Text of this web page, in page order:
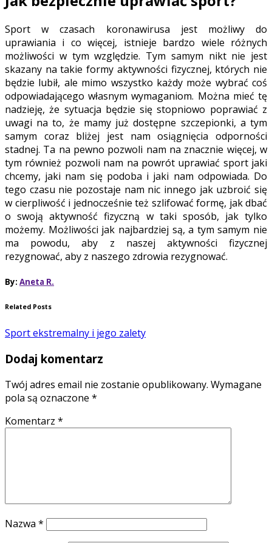
Sport w czasach koronawirusa jest możliwy do
uprawiania i co więcej, istnieje bardzo wiele różnych
możliwości w tym względzie. Tym samym nikt nie jest
skazany na takie formy aktywności fizycznej, których nie
będzie lubił, ale mimo wszystko każdy może wybrać coś
odpowiadającego własnym wymaganiom. Można mieć tę
nadzieję, że sytuacja będzie się stopniowo poprawiać z
uwagi na to, że mamy już dostępne szczepionki, a tym
samym coraz bliżej jest nam osiągnięcia odporności
stadnej. Ta na pewno pozwoli nam na znacznie więcej, w
tym również pozwoli nam na powrót uprawiać sport jaki
chcemy, jaki nam się podoba i jaki nam odpowiada. Do
tego czasu nie pozostaje nam nic innego jak uzbroić się
w cierpliwość i jednocześnie też szlifować formę, jak dbać
o swoją aktywność fizyczną w taki sposób, jak tylko
możemy. Możliwości jak najbardziej są, a tym samym nie
ma powodu, aby z naszej aktywności fizycznej
rezygnować, aby z naszego zdrowia rezygnować.
By: Aneta R.
Related Posts
Sport ekstremalny i jego zalety
Dodaj komentarz
Twój adres email nie zostanie opublikowany. Wymagane
pola są oznaczone *
Komentarz *
Nazwa *